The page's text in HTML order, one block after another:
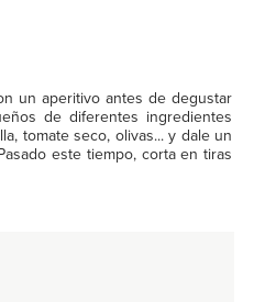
un aperitivo antes de degustar
de diferentes ingredientes
tomate seco, olivas... y dale un
este tiempo, corta en tiras